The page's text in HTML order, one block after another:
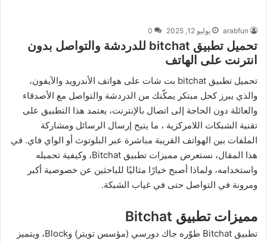
arabfun يوليو 12, 2025 0
تحميل تطبيق bitchat للدردشة والتواصل بدون
انترنت على الهاتف
تحميل تطبيق bitchat بت شات على هواتف الأندرويد والآيفون،
والذي يبرز كحل مبتكر يمكّنك من الدردشة والتواصل مع الأصدقاء
والعائلة دون الحاجة إلى اتصال بالإنترنت، يعتمد هذا التطبيق على
تقنية الشبكات اللامركزية ، ما يتيح إرسال الرسائل ومشاركة
الملفات بين الهواتف القريبة مباشرة عبر البلوتوث أو الواي فاي. في
هذا المقال، نستعرض مميزات تطبيق Bitchat، وكيفية تحميله
واستخدامه، ولماذا أصبح خيارًا مثاليًا للباحثين عن خصوصية أكبر
ومرونة في التواصل حتى في غياب الشبكة.
مميزات تطبيق Bitchat
تطبيق Bitchat طوّره جاك دورسي (مؤسس تويتر) وBlock، ويتميز